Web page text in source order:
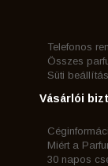
Telefonos
Összes
Süti
Vásárlói
Miért a
30 napos